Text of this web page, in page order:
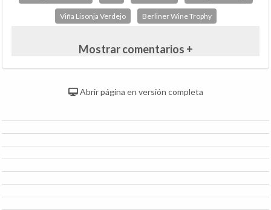
Viña Lisonja Verdejo Berliner Wine Trophy
Mostrar comentarios +
Abrir página en versión completa